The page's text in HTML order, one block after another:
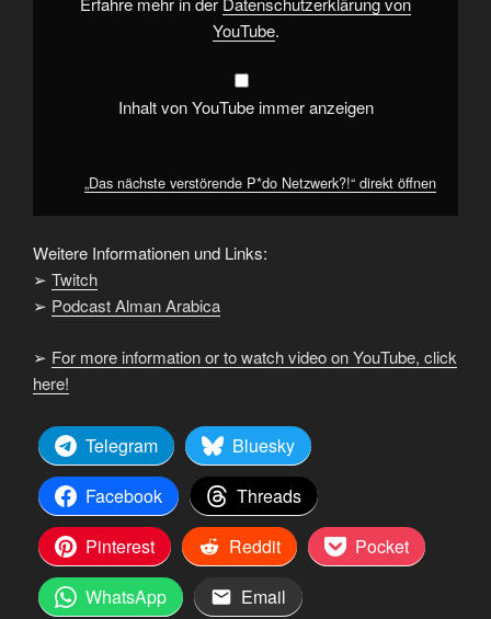
YouTube.
Inhalt von YouTube immer anzeigen
„Das nächste verstörende P*do Netzwerk?!“ direkt öffnen
Weitere Informationen und Links:
➢ Twitch
➢ Podcast Alman Arabica
➢ For more information or to watch video on YouTube, click
here!
Telegram
Bluesky
Facebook
Threads
Pinterest
Reddit
Pocket
WhatsApp
Email